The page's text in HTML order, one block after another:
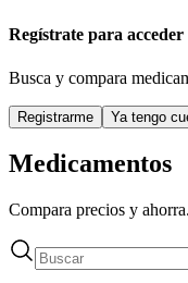
Regístrate para acceder
Busca y compara
Registrarme Ya tengo
Medicamentos
Compara precios y ahorra.